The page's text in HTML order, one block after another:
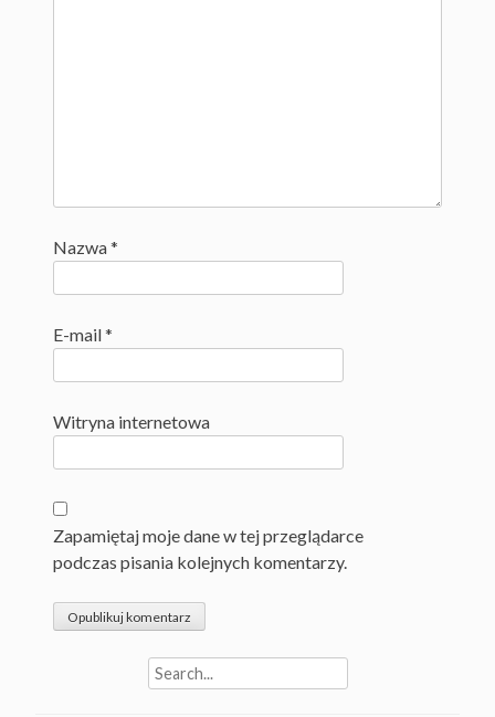
Nazwa*
E-mail*
Witryna internetowa
Zapamiętaj moje dane w tej przeglądarce
podczas pisania kolejnych komentarzy.
Search
for: